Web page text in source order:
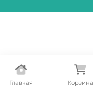
Главная Корзина